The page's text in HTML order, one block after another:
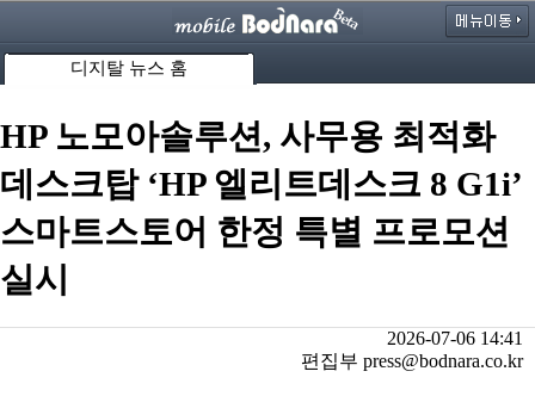
디지탈 뉴스 홈
HP 노모아솔루션, 사무용 최적화
데스크탑 ‘HP 엘리트데스크 8 G1i’
스마트스토어 한정 특별 프로모션
실시
2026-07-06 14:41
편집부 press@bodnara.co.kr